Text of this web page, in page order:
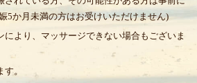
5か月未満の方はお受けいただけません)
により、マッサージできない場合もございま
。